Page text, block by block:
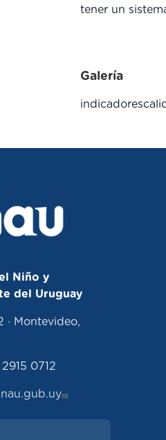
tener un
Galería
Niño y
del Uruguay
· Montevideo,
2915 0712